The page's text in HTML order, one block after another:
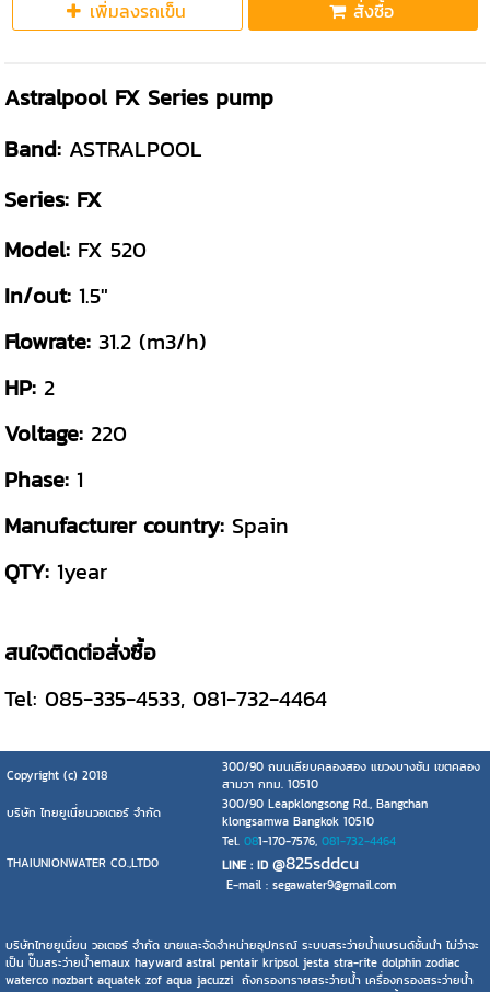
เพิ่มลงรถเข็น สั่งซื้อ
Astralpool FX Series pump
Band: ASTRALPOOL
Series: FX
Model: FX 520
In/out: 1.5"
Flowrate: 31.2 (m3/h)
HP: 2
Voltage: 220
Phase: 1
Manufacturer country: Spain
QTY: 1year
สนใจติดต่อสั่งซื้อ
Tel: 085-335-4533, 081-732-4464
Copyright (c) 2018
300/90 ถนนเลียบคลองสอง แขวงบางชัน เขตคลอง
สามวา กทม. 10510
บริษัท ไทยยูเนี่ยนวอเตอร์ จำกัด
300/90 Leapklongsong Rd., Bangchan
klongsamwa Bangkok 10510
THAIUNIONWATER CO.,LTD0
Tel. 081-170-7576, 081-732-4464
LINE : ID @825sddcu
E-mail : segawater9@gmail.com
บริษัทไทยยูเนี่ยน วอเตอร์ จำกัด ขายและจัดจำหน่ายอุปกรณ์ ระบบสระว่ายน้ำแบรนด์ชั้นนำ ไม่ว่าจะ
เป็น ปั๊มสระว่ายน้ำemaux hayward astral pentair kripsol jesta stra-rite dolphin zodiac
waterco nozbart aquatek zof aqua jacuzzi ถังกรองทรายสระว่ายน้ำ เครื่องกรองสระว่ายน้ำ